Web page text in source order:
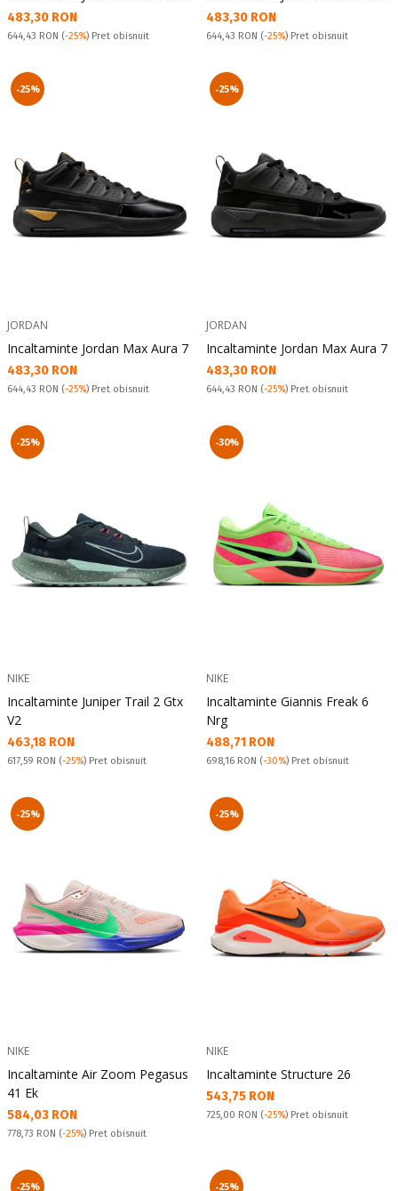
Текуща цена:
483,30 RON
Pret obisnuit:
644,43 RON (-25%) Pret obisnuit
Текуща цена:
483,30 RON
Pret obisnuit:
644,43 RON (-25%) Pret obisnuit
-25%
JORDAN
Incaltaminte Jordan Max Aura 7
Текуща цена:
483,30 RON
Pret obisnuit:
644,43 RON (-25%) Pret obisnuit
-25%
JORDAN
Incaltaminte Jordan Max Aura 7
Текуща цена:
483,30 RON
Pret obisnuit:
644,43 RON (-25%) Pret obisnuit
-25%
NIKE
Incaltaminte Juniper Trail 2 Gtx
V2
Текуща цена:
463,18 RON
Pret obisnuit:
617,59 RON (-25%) Pret obisnuit
-30%
NIKE
Incaltaminte Giannis Freak 6
Nrg
Текуща цена:
488,71 RON
Pret obisnuit:
698,16 RON (-30%) Pret obisnuit
-25%
NIKE
Incaltaminte Air Zoom Pegasus
41 Ek
Текуща цена:
584,03 RON
Pret obisnuit:
778,73 RON (-25%) Pret obisnuit
-25%
NIKE
Incaltaminte Structure 26
Текуща цена:
543,75 RON
Pret obisnuit:
725,00 RON (-25%) Pret obisnuit
-25% -25%